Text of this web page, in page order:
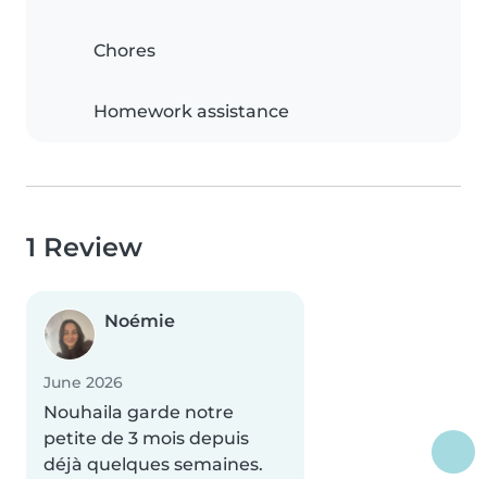
Chores
Homework assistance
1 Review
Noémie
June 2026
Nouhaila garde notre
petite de 3 mois depuis
déjà quelques semaines.